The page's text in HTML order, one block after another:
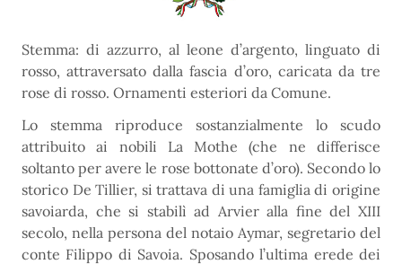
Stemma: di azzurro, al leone d’argento, linguato di
rosso, attraversato dalla fascia d’oro, caricata da tre
rose di rosso. Ornamenti esteriori da Comune.
Lo stemma riproduce sostanzialmente lo scudo
attribuito ai nobili La Mothe (che ne differisce
soltanto per avere le rose bottonate d’oro). Secondo lo
storico De Tillier, si trattava di una famiglia di origine
savoiarda, che si stabilì ad Arvier alla fine del XIII
secolo, nella persona del notaio Aymar, segretario del
conte Filippo di Savoia. Sposando l’ultima erede dei